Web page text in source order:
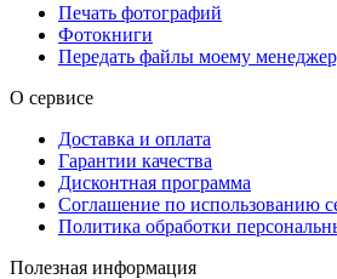
Печать фотографий
Фотокниги
Передать файлы моему
О сервисе
Доставка и оплата
Гарантии качества
Дисконтная программа
Соглашение по использованию
Политика обработки
Полезная информация